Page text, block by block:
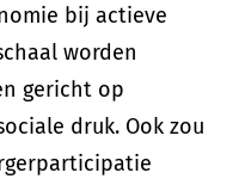
bij actieve
worden
gericht op
druk. Ook zou